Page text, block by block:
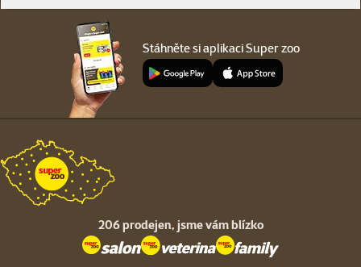
Stáhněte si aplikaci Super zoo
206 prodejen, jsme vám blízko